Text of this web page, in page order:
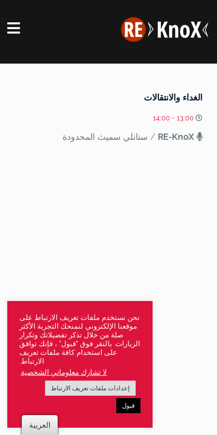
الغداء والانتقالات
RE-KnoX / ستانلي سميث المحدودة
نحن نستخدم ملفات تعريف الارتباط على
موقعنا الإلكتروني لنمنحك التجربة الأكثر
صلة من خلال تذكر تفضيلاتك وتكرار
الزيارات. بالنقر فوق "قبول" ، فإنك توافق
على استخدام كافة ملفات تعريف
الارتباط.
لا تشارك معلوماتي الشخصية
إعدادات ملفات تعريف الارتباط
قبول
العربية